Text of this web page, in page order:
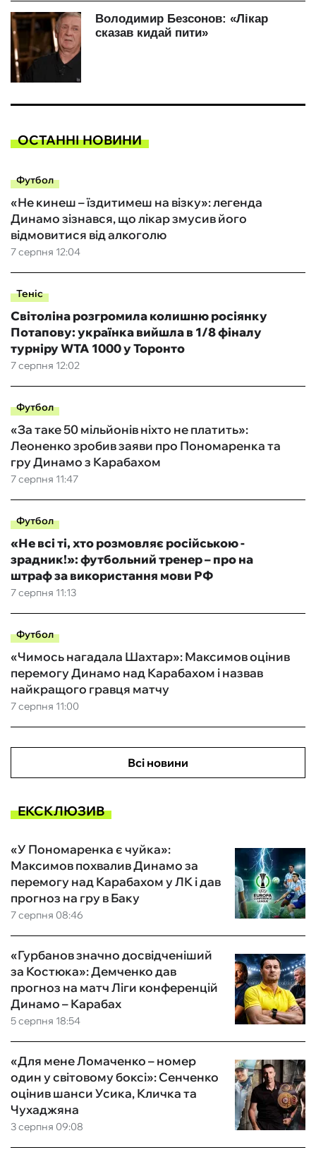
ОСТАННІ НОВИНИ
Футбол
7 серпня 12:04
«Не кинеш – їздитимеш на візку»: легенда
Динамо зізнався, що лікар змусив його
відмовитися від алкоголю
Теніс
7 серпня 12:02
Світоліна розгромила колишню росіянку
Потапову: українка вийшла в 1/8 фіналу
турніру WTA 1000 у Торонто
Футбол
7 серпня 11:47
«За таке 50 мільйонів ніхто не платить»:
Леоненко зробив заяви про Пономаренка та
гру Динамо з Карабахом
Футбол
7 серпня 11:13
«Не всі ті, хто розмовляє російською -
зрадник!»: футбольний тренер – про на
штраф за використання мови РФ
Футбол
7 серпня 11:00
«Чимось нагадала Шахтар»: Максимов оцінив
перемогу Динамо над Карабахом і назвав
найкращого гравця матчу
Всі новини
ЕКСКЛЮЗИВ
7 серпня 08:46
«У Пономаренка є чуйка»:
Максимов похвалив Динамо за
перемогу над Карабахом у ЛК і дав
прогноз на гру в Баку
5 серпня 18:54
«Гурбанов значно досвідченіший
за Костюка»: Демченко дав
прогноз на матч Ліги конференцій
Динамо – Карабах
3 серпня 09:08
«Для мене Ломаченко – номер
один у світовому боксі»: Сенченко
оцінив шанси Усика, Кличка та
Чухаджяна